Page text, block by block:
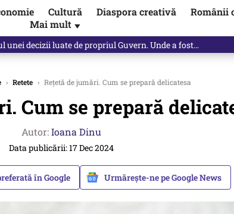
Cultură Diaspora creativă
Românii
Mai mult ▼
› Retete › Rețetă de jumări. Cum se prepară delicatesa
Cum se prepară
Autor:Ioana Dinu
Data publicării: 17 Dec 2024
în Google Urmărește-ne pe Google News